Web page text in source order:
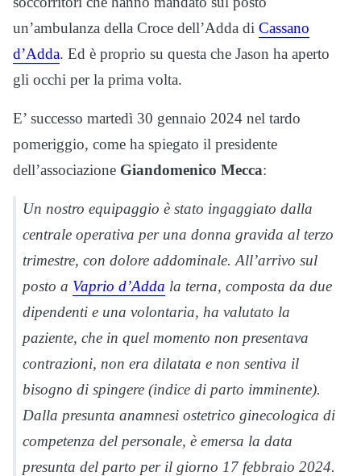
un’ambulanza della Croce dell’Adda di Cassano
d’Adda. Ed è proprio su questa che Jason ha aperto
gli occhi per la prima volta.
E’ successo martedì 30 gennaio 2024 nel tardo
pomeriggio, come ha spiegato il presidente
dell’associazione Giandomenico Mecca:
Un nostro equipaggio è stato ingaggiato dalla
centrale operativa per una donna gravida al terzo
trimestre, con dolore addominale. All’arrivo sul
posto a Vaprio d’Adda la terna, composta da due
dipendenti e una volontaria, ha valutato la
paziente, che in quel momento non presentava
contrazioni, non era dilatata e non sentiva il
bisogno di spingere (indice di parto imminente).
Dalla presunta anamnesi ostetrico ginecologica di
competenza del personale, è emersa la data
presunta del parto per il giorno 17 febbraio 2024.